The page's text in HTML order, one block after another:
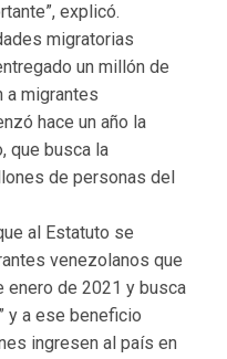
explicó.
migratorias
un millón de
a migrantes
hace un año la
que busca la
de personas del
al Estatuto se
venezolanos que
enero de 2021 y busca
y a ese beneficio
ingresen al país en